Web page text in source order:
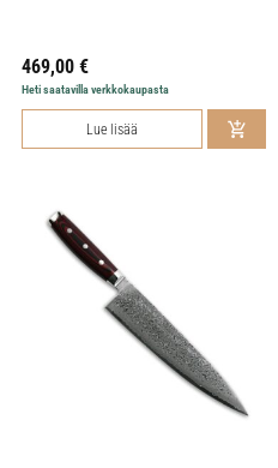
469,00 €
Heti saatavilla verkkokaupasta
Lue lisää